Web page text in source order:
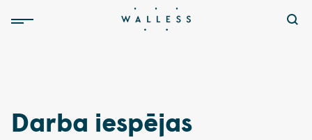
Darba iespējas